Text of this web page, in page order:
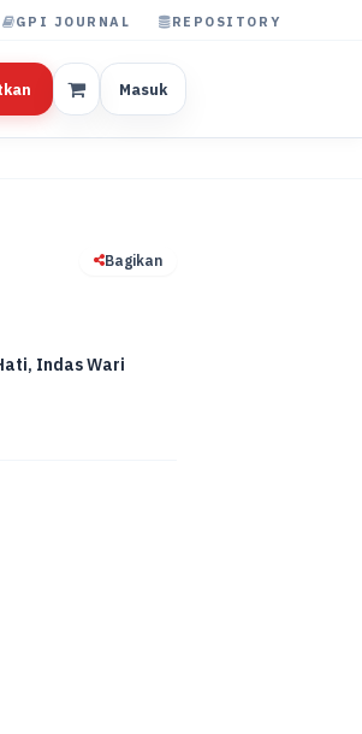
GPI JOURNAL REPOSITORY
Masuk
Bagikan
Indas Wari